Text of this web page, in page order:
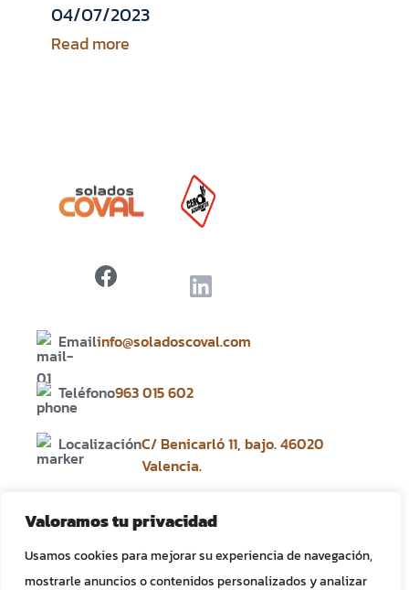
Valoramos tu privacidad
Usamos cookies para mejorar su experiencia de navegación,
mostrarle anuncios o contenidos personalizados y analizar
04/07/2023
Read more
Emailinfo@soladoscoval.com
Teléfono963 015 602
LocalizaciónC/ Benicarló 11, bajo. 46020
Valencia.
Proyectos
Sobre nosotros